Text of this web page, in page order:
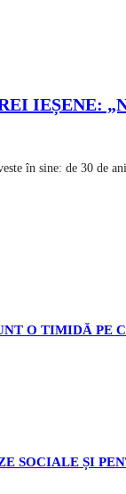
IEȘENE:
în sine: de 30 de
O TIMIDĂ PE
SOCIALE ȘI